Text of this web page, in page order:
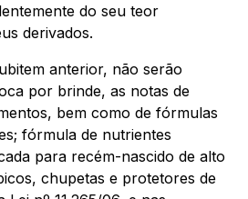
do seu teor
derivados.
anterior, não serão
por brinde, as notas de
bem como de fórmulas
fórmula de nutrientes
para recém-nascido de alto
chupetas e protetores de